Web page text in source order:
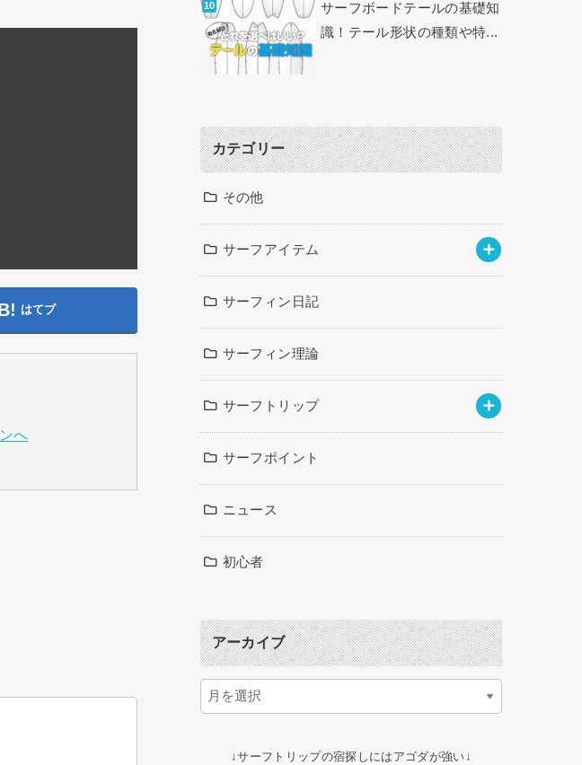
はてブ
サーフボードテールの基礎知
識！テール形状の種類や特...
カテゴリー
その他
サーフアイテム
サーフィン日記
サーフィン理論
サーフトリップ
サーフポイント
ニュース
初心者
アーカイブ
↓サーフトリップの宿探しにはアゴダが強い↓